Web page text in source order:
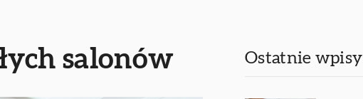
salonów Ostatnie wpisy